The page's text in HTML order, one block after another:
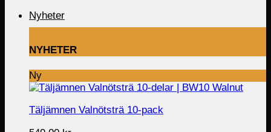
Nyheter
NYHETER
Ny
Täljämnen Valnötsträ 10-pack